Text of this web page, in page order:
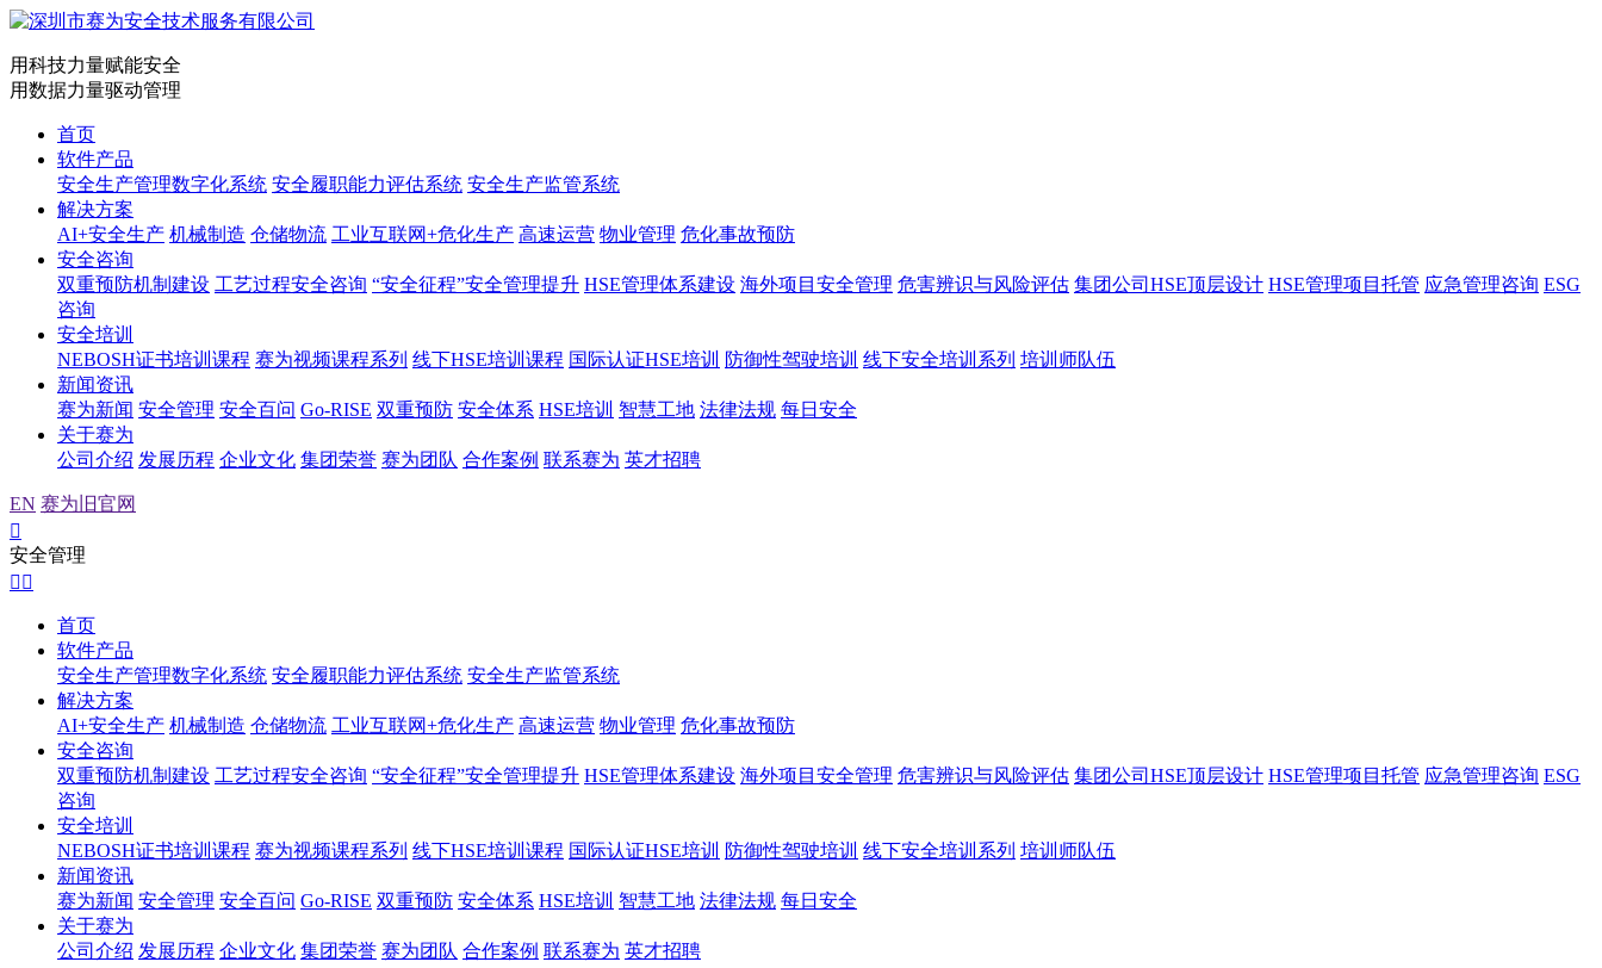
用科技力量赋能安全
用数据力量驱动管理
首页
软件产品
安全生产管理数字化系统 安全履职能力评估系统 安全生产监管系统
解决方案
AI+安全生产 机械制造 仓储物流 工业互联网+危化生产 高速运营 物业管理 危化事故预防
安全咨询
双重预防机制建设 工艺过程安全咨询 “安全征程”安全管理提升 HSE管理体系建设 海外项目安全管理 危害辨识与风险评估 集团公司HSE顶层设计 HSE管理项目托管 应急管理咨询 ESG
咨询
安全培训
NEBOSH证书培训课程 赛为视频课程系列 线下HSE培训课程 国际认证HSE培训 防御性驾驶培训 线下安全培训系列 培训师队伍
新闻资讯
赛为新闻 安全管理 安全百问 Go-RISE 双重预防 安全体系 HSE培训 智慧工地 法律法规 每日安全
关于赛为
公司介绍 发展历程 企业文化 集团荣誉 赛为团队 合作案例 联系赛为 英才招聘
EN 赛为旧官网

安全管理
 
首页
软件产品
安全生产管理数字化系统 安全履职能力评估系统 安全生产监管系统
解决方案
AI+安全生产 机械制造 仓储物流 工业互联网+危化生产 高速运营 物业管理 危化事故预防
安全咨询
双重预防机制建设 工艺过程安全咨询 “安全征程”安全管理提升 HSE管理体系建设 海外项目安全管理 危害辨识与风险评估 集团公司HSE顶层设计 HSE管理项目托管 应急管理咨询 ESG
咨询
安全培训
NEBOSH证书培训课程 赛为视频课程系列 线下HSE培训课程 国际认证HSE培训 防御性驾驶培训 线下安全培训系列 培训师队伍
新闻资讯
赛为新闻 安全管理 安全百问 Go-RISE 双重预防 安全体系 HSE培训 智慧工地 法律法规 每日安全
关于赛为
公司介绍 发展历程 企业文化 集团荣誉 赛为团队 合作案例 联系赛为 英才招聘